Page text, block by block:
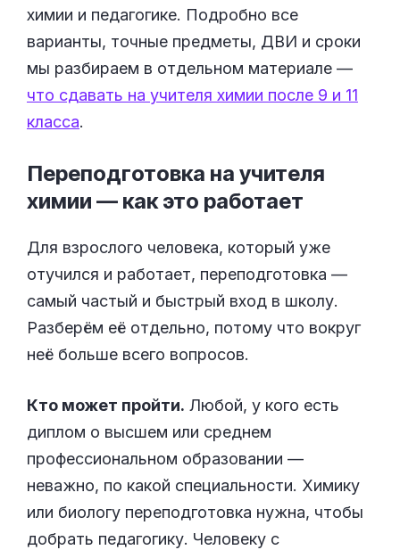
химии и педагогике. Подробно все
варианты, точные предметы, ДВИ и сроки
мы разбираем в отдельном материале —
что сдавать на учителя химии после 9 и 11
класса.
Переподготовка на учителя
химии — как это работает
Для взрослого человека, который уже
отучился и работает, переподготовка —
самый частый и быстрый вход в школу.
Разберём её отдельно, потому что вокруг
неё больше всего вопросов.
Кто может пройти. Любой, у кого есть
диплом о высшем или среднем
профессиональном образовании —
неважно, по какой специальности. Химику
или биологу переподготовка нужна, чтобы
добрать педагогику. Человеку с